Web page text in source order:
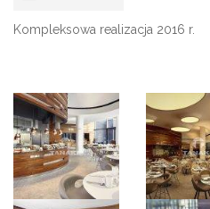
Kompleksowa realizacja 2016 r.